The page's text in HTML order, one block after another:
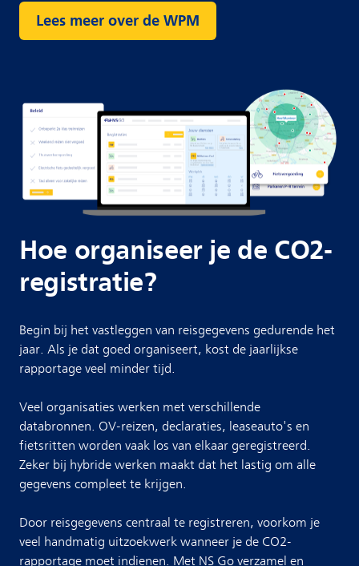
Lees meer over de WPM
Hoe organiseer je de CO2-
registratie?
Begin bij het vastleggen van reisgegevens gedurende het
jaar. Als je dat goed organiseert, kost de jaarlijkse
rapportage veel minder tijd.
Veel organisaties werken met verschillende
databronnen. OV-reizen, declaraties, leaseauto's en
fietsritten worden vaak los van elkaar geregistreerd.
Zeker bij hybride werken maakt dat het lastig om alle
gegevens compleet te krijgen.
Door reisgegevens centraal te registreren, voorkom je
veel handmatig uitzoekwerk wanneer je de CO2-
rapportage moet indienen. Met NS Go verzamel en